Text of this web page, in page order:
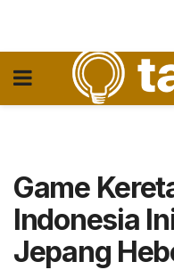
Game
Indonesia
Jepang